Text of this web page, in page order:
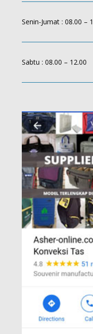
Senin-Jumat : 08.00 –
Sabtu : 08.00 – 12.00